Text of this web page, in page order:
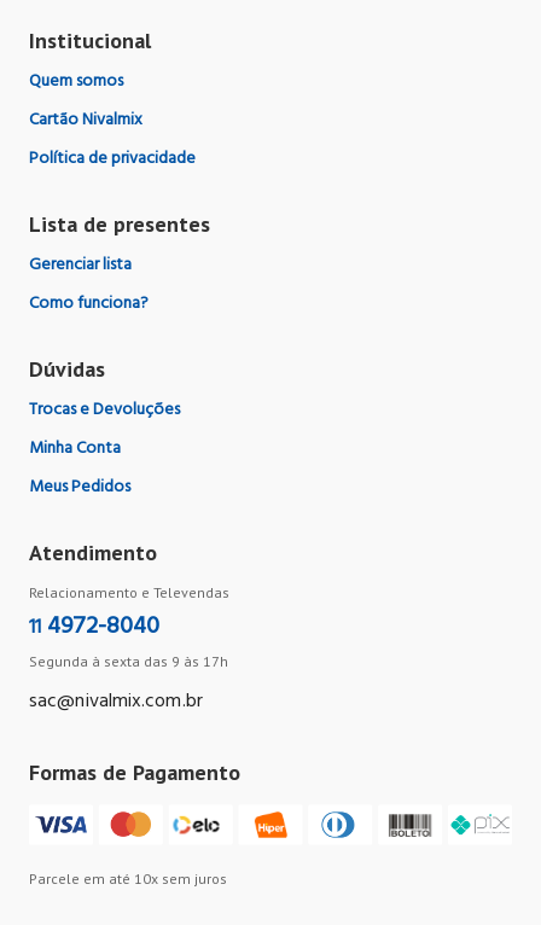
Institucional
Quem somos
Cartão Nivalmix
Política de privacidade
Lista de presentes
Gerenciar lista
Como funciona?
Dúvidas
Trocas e Devoluções
Minha Conta
Meus Pedidos
Atendimento
Relacionamento e Televendas
11 4972-8040
Segunda à sexta das 9 às 17h
sac@nivalmix.com.br
Formas de Pagamento
Parcele em até 10x sem juros